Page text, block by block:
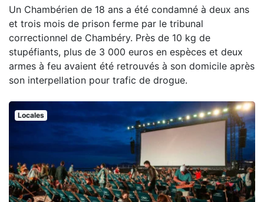
Un Chambérien de 18 ans a été condamné à deux ans
et trois mois de prison ferme par le tribunal
correctionnel de Chambéry. Près de 10 kg de
stupéfiants, plus de 3 000 euros en espèces et deux
armes à feu avaient été retrouvés à son domicile après
son interpellation pour trafic de drogue.
Locales